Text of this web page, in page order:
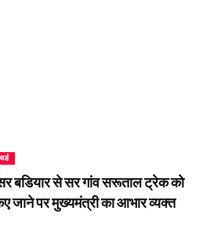
बडियार से सर गांव सरूताल ट्रेक को
जाने पर मुख्यमंत्री का आभार व्यक्त